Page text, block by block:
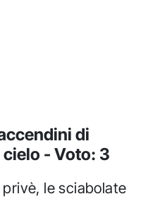
di
- Voto: 3
le sciabolate